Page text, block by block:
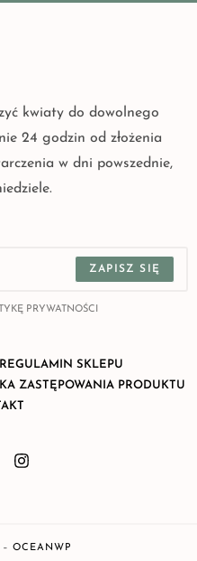
kwiaty do dowolnego
24 godzin od złożenia
w dni powszednie,
ZAPISZ SIĘ
PRYWATNOŚCI
REGULAMIN SKLEPU
ZASTĘPOWANIA PRODUKTU
OCEANWP